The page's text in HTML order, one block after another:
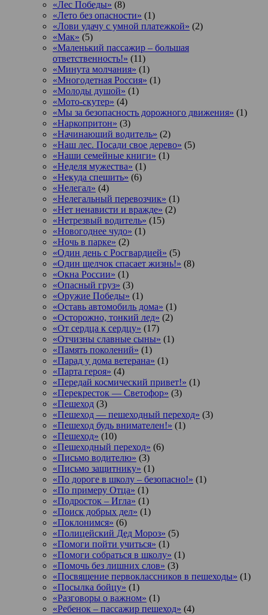
«Лес Победы» (8)
«Лето без опасности» (1)
«Лови удачу с умной платежкой» (2)
«Мак» (5)
«Маленький пассажир – большая
ответственность!» (11)
«Минута молчания» (1)
«Многодетная Россия» (1)
«Молоды душой» (1)
«Мото-скутер» (4)
«Мы за безопасность дорожного движения» (1)
«Наркопритон» (3)
«Начинающий водитель» (2)
«Наш лес. Посади свое дерево» (5)
«Наши семейные книги» (1)
«Неделя мужества» (1)
«Некуда спешить» (6)
«Нелегал» (4)
«Нелегальный перевозчик» (1)
«Нет ненависти и вражде» (2)
«Нетрезвый водитель» (15)
«Новогоднее чудо» (1)
«Ночь в парке» (2)
«Один день с Росгвардией» (5)
«Один щелчок спасает жизнь!» (8)
«Окна России» (1)
«Опасный груз» (3)
«Оружие Победы» (1)
«Оставь автомобиль дома» (1)
«Осторожно, тонкий лед» (2)
«От сердца к сердцу» (17)
«Отчизны славные сыны» (1)
«Память поколений» (1)
«Парад у дома ветерана» (1)
«Парта героя» (4)
«Передай космический привет!» (1)
«Перекресток — Светофор» (3)
«Пешеход (3)
«Пешеход — пешеходный переход» (3)
«Пешеход будь внимателен!» (1)
«Пешеход» (10)
«Пешеходный переход» (6)
«Письмо водителю» (3)
«Письмо защитнику» (1)
«По дороге в школу – безопасно!» (1)
«По примеру Отца» (1)
«Подросток ‒ Игла» (1)
«Поиск добрых дел» (1)
«Поклонимся» (6)
«Полицейский Дед Мороз» (5)
«Помоги пойти учиться» (1)
«Помоги собраться в школу» (1)
«Помочь без лишних слов» (3)
«Посвящение первоклассников в пешеходы» (1)
«Посылка бойцу» (1)
«Разговоры о важном» (1)
«Ребенок – пассажир пешеход» (4)